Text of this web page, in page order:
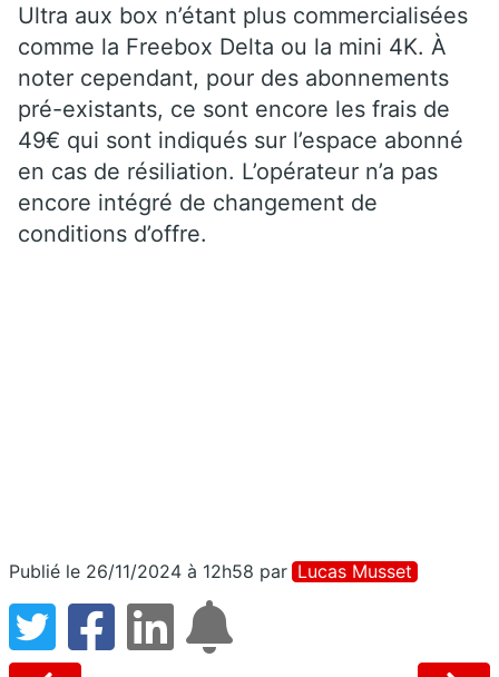
Ultra aux box n’étant plus commercialisées
comme la Freebox Delta ou la mini 4K. À
noter cependant, pour des abonnements
pré-existants, ce sont encore les frais de
49€ qui sont indiqués sur l’espace abonné
en cas de résiliation. L’opérateur n’a pas
encore intégré de changement de
conditions d’offre.
Publié le 26/11/2024 à 12h58 par Lucas Musset